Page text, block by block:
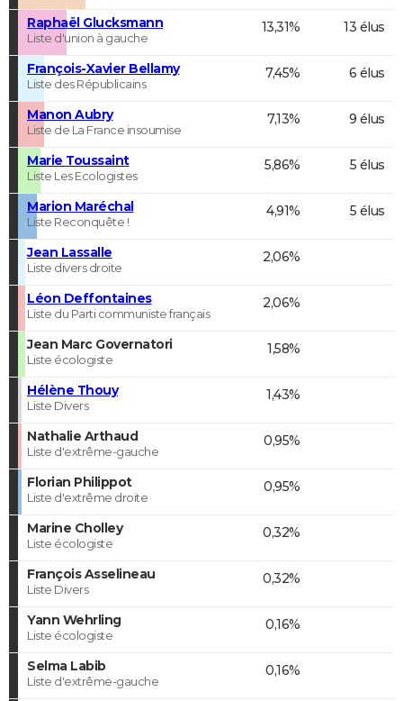
Raphaël Glucksmann
Liste d'union à gauche
13,31% 13 élus
François-Xavier Bellamy
Liste des Républicains
7,45% 6 élus
Manon Aubry
Liste de La France insoumise
7,13% 9 élus
Marie Toussaint
Liste Les Ecologistes
5,86% 5 élus
Marion Maréchal
Liste Reconquête !
4,91% 5 élus
Jean Lassalle
Liste divers droite
2,06%
Léon Deffontaines
Liste du Parti communiste français
2,06%
Jean Marc Governatori
Liste écologiste
1,58%
Hélène Thouy
Liste Divers
1,43%
Nathalie Arthaud
Liste d'extrême-gauche
0,95%
Florian Philippot
Liste d'extrême droite
0,95%
Marine Cholley
Liste écologiste
0,32%
François Asselineau
Liste Divers
0,32%
Yann Wehrling
Liste écologiste
0,16%
Selma Labib
Liste d'extrême-gauche
0,16%